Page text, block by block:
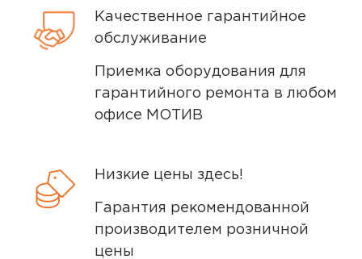
Качественное гарантийное
обслуживание
Приемка оборудования для
гарантийного ремонта в любом
офисе МОТИВ
Низкие цены здесь!
Гарантия рекомендованной
производителем розничной
цены